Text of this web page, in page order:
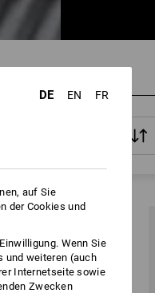
DE EN FR
auf Sie
der Cookies und
Wenn Sie
und weiteren (auch
Internetseite sowie
Zwecken